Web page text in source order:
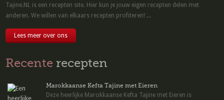
Tajine.NL is een recepten site. Hier kun je jouw eigen recepten delen met
anderen. We willen van elkaars recepten profiteren! ...
Lees meer over ons
Recente recepten
Marokkaanse Kefta Tajine met Eieren
Deze heerlijke Marokkaanse Kefta Tajine met Eieren is